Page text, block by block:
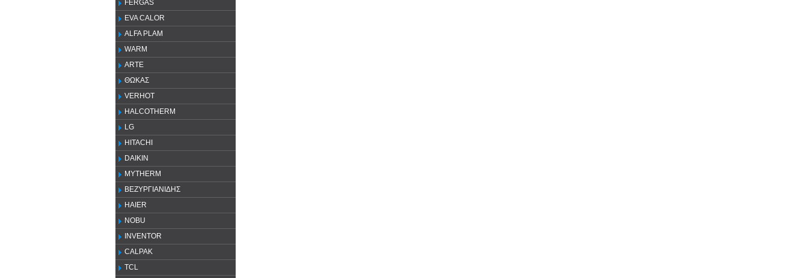
FERGAS
EVA CALOR
ALFA PLAM
WARM
ARTE
ΘΩΚΑΣ
VERHOT
HALCOTHERM
LG
HITACHI
DAIKIN
MYTHERM
ΒΕΖΥΡΓΙΑΝΙΔΗΣ
HAIER
NOBU
INVENTOR
CALPAK
TCL